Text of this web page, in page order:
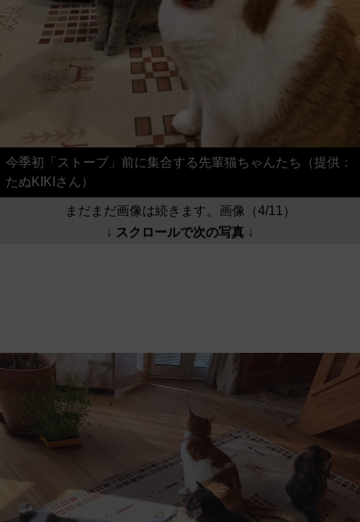
今季初「ストーブ」前に集合する先輩猫ちゃんたち（提供：
たぬKIKIさん）
まだまだ画像は続きます。画像（4/11）
↓ スクロールで次の写真 ↓